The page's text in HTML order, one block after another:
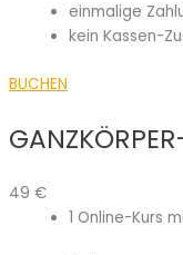
einmalige
kein Kassen-
BUCHEN
49 €
1 Online-Kurs